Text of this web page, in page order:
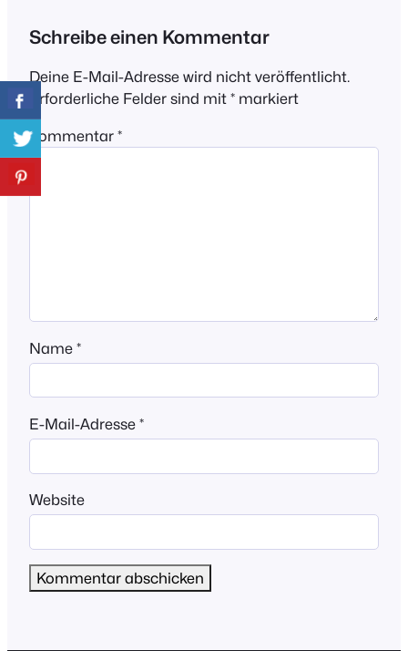
Schreibe einen Kommentar
Deine E-Mail-Adresse wird nicht veröffentlicht.
Erforderliche Felder sind mit * markiert
Kommentar *
Name *
E-Mail-Adresse *
Website